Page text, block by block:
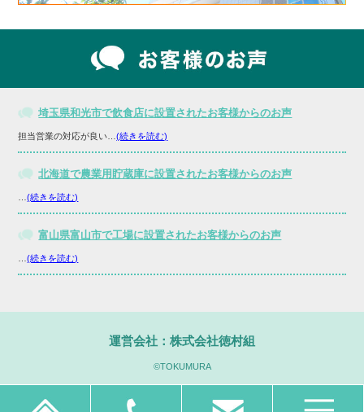
埼玉県和光市で飲食店に設置されたお客様からのお声
担当営業の対応が良い…(続きを読む)
北海道で農業用貯蔵庫に設置されたお客様からのお声
…(続きを読む)
富山県富山市で工場に設置されたお客様からのお声
…(続きを読む)
運営会社：株式会社徳村組
©TOKUMURA